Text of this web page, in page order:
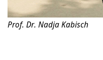
Prof. Dr. Nadja Kabisch